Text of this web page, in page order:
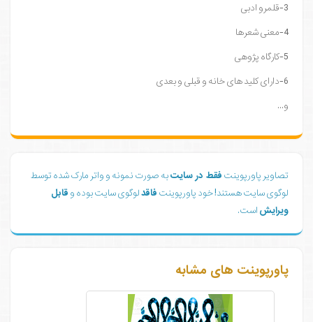
3-قلمرو ادبی
4-معنی شعرها
5-کارگاه پژوهی
6-دارای کلید های خانه و قبلی و بعدی
و...
تصاویر پاورپوینت فقط در سایتبه صورت نمونه و واتر مارک شده توسط
لوگوی سایت هستند! خود پاورپوینت فاقدلوگوی سایت بوده و قابل
ویرایش است.
پاورپوینت های مشابه